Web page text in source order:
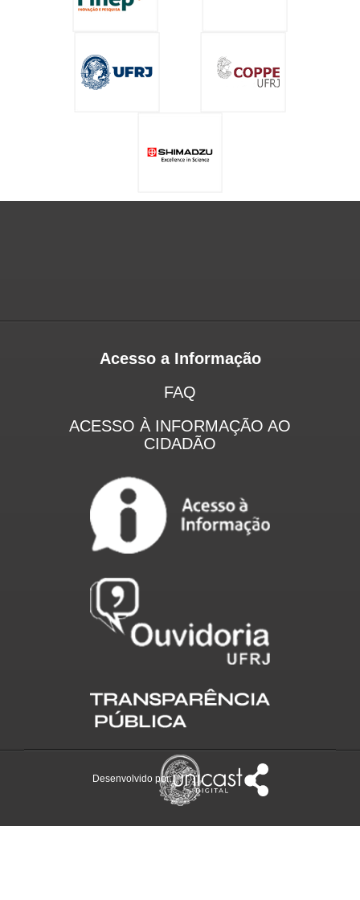
Acesso a Informação
FAQ
ACESSO À INFORMAÇÃO AO
CIDADÃO
Desenvolvido por: